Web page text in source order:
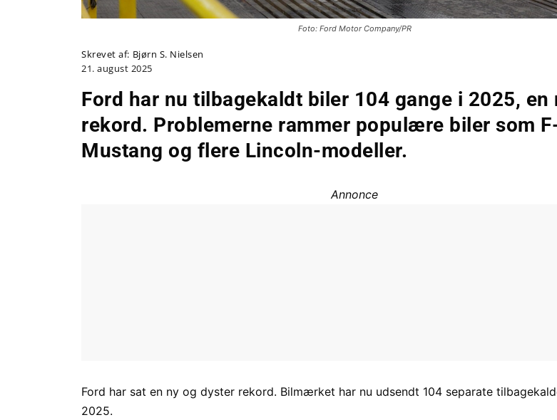
Foto: Ford Motor Company/PR
Skrevet af: Bjørn S. Nielsen
21. august 2025
Ford har nu tilbagekaldt biler 104 gange i 2025, en
rekord. Problemerne rammer populære biler som
Mustang og flere Lincoln-modeller.
Annonce
Ford har sat en ny og dyster rekord. Bilmærket har nu udsendt 104 separate
2025.